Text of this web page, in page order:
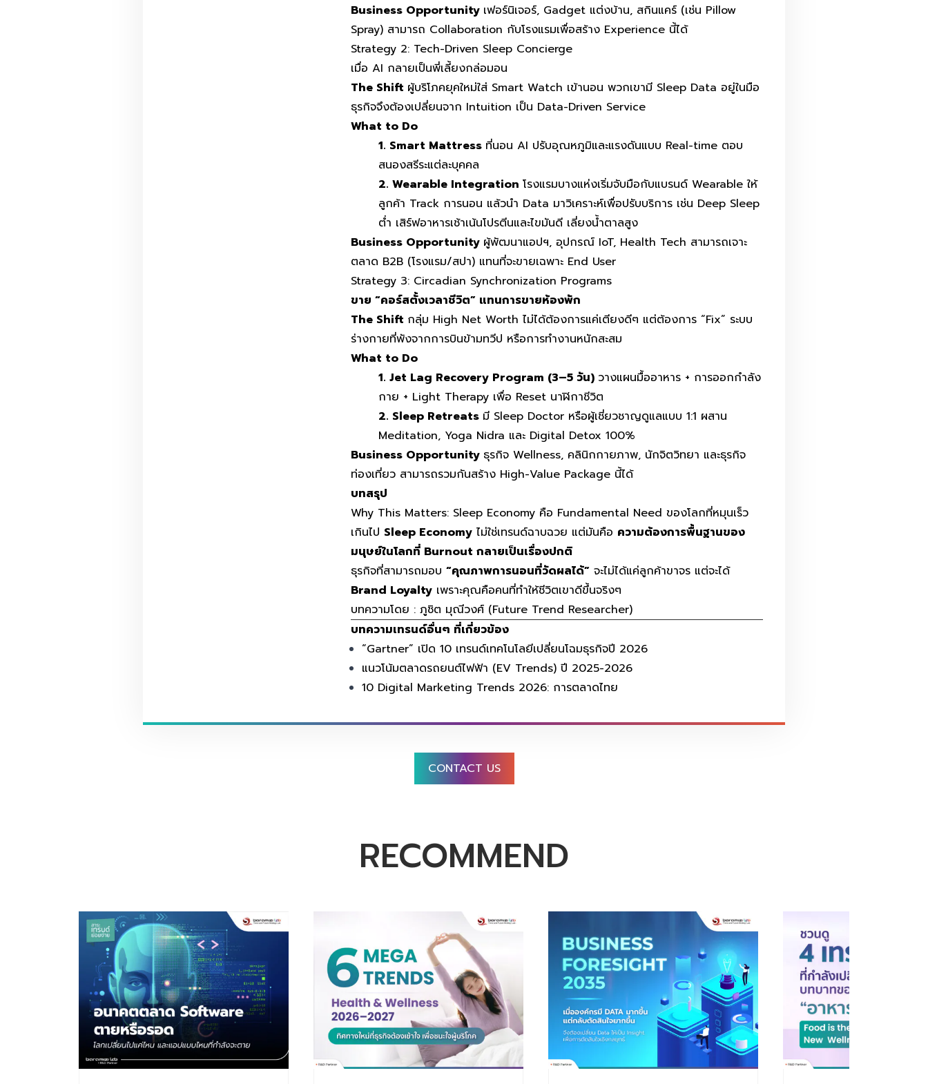
Business Opportunity เฟอร์นิเจอร์, Gadget แต่งบ้าน, สกินแคร์ (เช่น Pillow
Spray) สามารถ Collaboration กับโรงแรมเพื่อสร้าง Experience นี้ได้
Strategy 2: Tech-Driven Sleep Concierge
เมื่อ AI กลายเป็นพี่เลี้ยงกล่อมอน
The Shift ผู้บริโภคยุคใหม่ใส่ Smart Watch เข้านอน พวกเขามี Sleep Data อยู่ในมือ
ธุรกิจจึงต้องเปลี่ยนจาก Intuition เป็น Data-Driven Service
What to Do
1. Smart Mattress ที่นอน AI ปรับอุณหภูมิและแรงดันแบบ Real-time ตอบ
สนองสรีระแต่ละบุคคล
2. Wearable Integrationโรงแรมบางแห่งเริ่มจับมือกับแบรนด์ Wearable ให้
ลูกค้า Track การนอน แล้วนำ Data มาวิเคราะห์เพื่อปรับบริการ เช่น Deep Sleep
ต่ำ เสิร์ฟอาหารเช้าเน้นโปรตีนและไขมันดี เลี่ยงน้ำตาลสูง
Business Opportunity ผู้พัฒนาแอปฯ, อุปกรณ์ IoT, Health Tech สามารถเจาะ
ตลาด B2B (โรงแรม/สปา) แทนที่จะขายเฉพาะ End User
Strategy 3: Circadian Synchronization Programs
ขาย “คอร์สตั้งเวลาชีวิต” แทนการขายห้องพัก
The Shift กลุ่ม High Net Worth ไม่ได้ต้องการแค่เตียงดีๆ แต่ต้องการ “Fix” ระบบ
ร่างกายที่พังจากการบินข้ามทวีป หรือการทำงานหนักสะสม
What to Do
1. Jet Lag Recovery Program (3–5 วัน) วางแผนมื้ออาหาร + การออกกำลัง
กาย + Light Therapy เพื่อ Reset นาฬิกาชีวิต
2. Sleep Retreats มี Sleep Doctor หรือผู้เชี่ยวชาญดูแลแบบ 1:1 ผสาน
Meditation, Yoga Nidra และ Digital Detox 100%
Business Opportunity ธุรกิจ Wellness, คลินิกกายภาพ, นักจิตวิทยา และธุรกิจ
ท่องเที่ยว สามารถรวมกันสร้าง High-Value Package นี้ได้
บทสรุป
Why This Matters: Sleep Economy คือ Fundamental Need ของโลกที่หมุนเร็ว
เกินไป Sleep Economy ไม่ใช่เทรนด์ฉาบฉวย แต่มันคือ ความต้องการพื้นฐานของ
มนุษย์ในโลกที่ Burnout กลายเป็นเรื่องปกติ
ธุรกิจที่สามารถมอบ“คุณภาพการนอนที่วัดผลได้” จะไม่ได้แค่ลูกค้าขาจร แต่จะได้
Brand Loyalty เพราะคุณคือคนที่ทำให้ชีวิตเขาดีขึ้นจริงๆ
บทความโดย : ภูชิต มุณีวงศ์ (Future Trend Researcher)
บทความเทรนด์อื่นๆ ที่เกี่ยวข้อง
“Gartner” เปิด 10 เทรนด์เทคโนโลยีเปลี่ยนโฉมธุรกิจปี 2026
แนวโน้มตลาดรถยนต์ไฟฟ้า (EV Trends) ปี 2025-2026
10 Digital Marketing Trends 2026: การตลาดไทย
CONTACT US
RECOMMEND